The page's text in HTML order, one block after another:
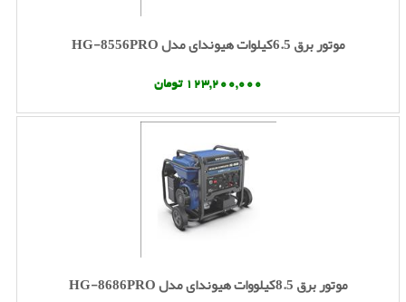
موتور برق 6.5کیلوات هیوندای مدل HG-8556PRO
123,200,000 تومان
موتور برق 8.5کیلووات هیوندای مدل HG-8686PRO